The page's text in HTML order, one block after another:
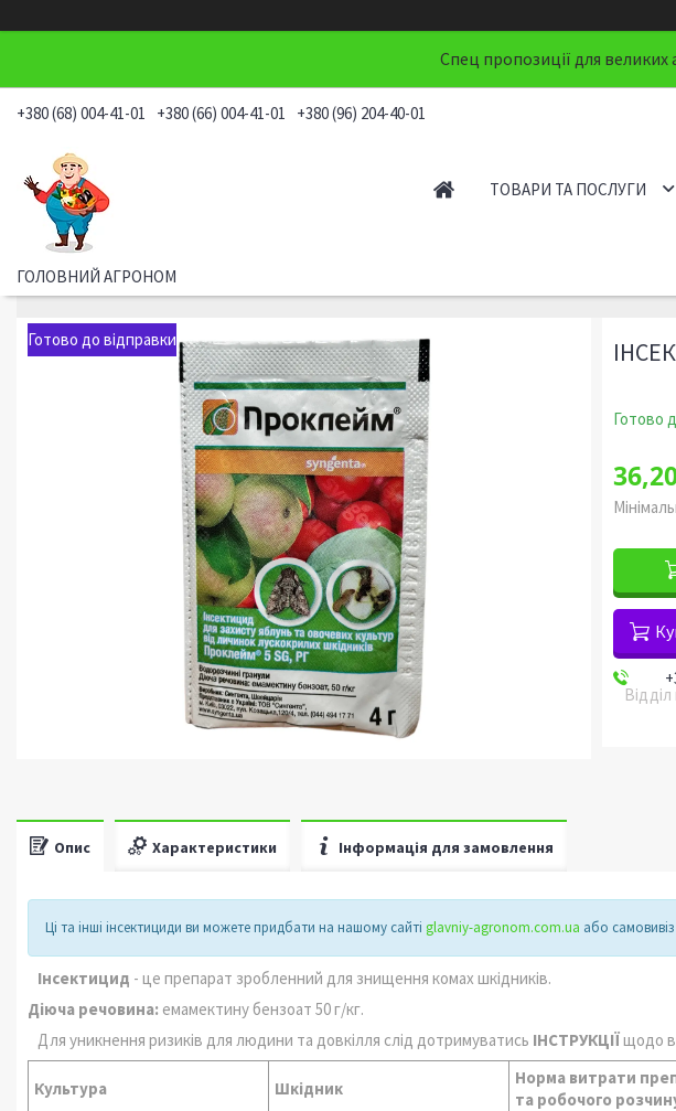
Спец пропозиції для великих
+380 (68) 004-41-01 +380 (66) 004-41-01 +380 (96) 204-40-01
ГОЛОВНИЙ АГРОНОМ
ТОВАРИ ТА ПОСЛУГИ
Готово до відправки
Готово
Опис Характеристики Інформація для замовлення
Ці та інші інсектициди ви можете придбати на нашому сайті glavniy-agronom.com.ua або
Інсектицид - це препарат зробленний для знищення комах шкідників.
Діюча речовина: емамектину бензоат 50 г/кг.
Для уникнення ризиків для людини та довкілля слід дотримуватись ІНСТРУКЦІЇщодо
Культура Шкідник
Норма витрати
та робочого